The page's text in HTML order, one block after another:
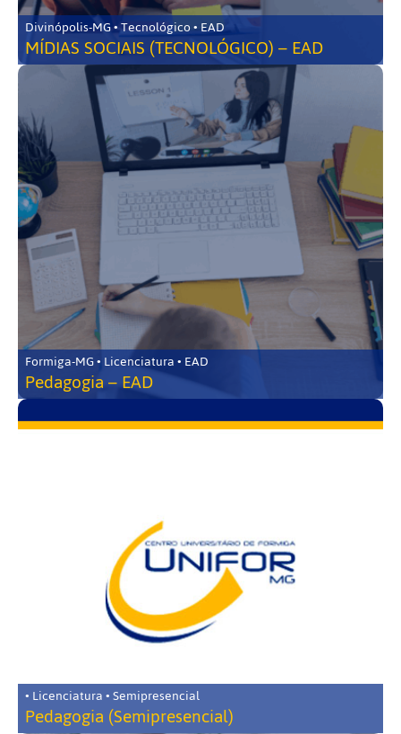
Divinópolis-MG • Tecnológico • EAD
MÍDIAS SOCIAIS (TECNOLÓGICO) – EAD
Formiga-MG • Licenciatura • EAD
Pedagogia – EAD
• Licenciatura • Semipresencial
Pedagogia (Semipresencial)